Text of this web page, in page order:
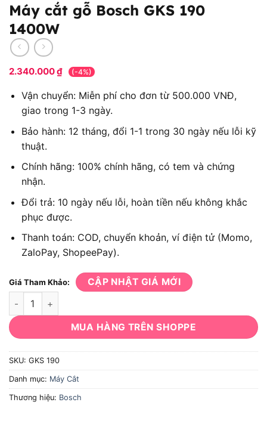
Máy cắt gỗ Bosch GKS 190
1400W
2.340.000₫ (-4%)
Vận chuyển: Miễn phí cho đơn từ 500.000 VNĐ,
giao trong 1-3 ngày.
Bảo hành: 12 tháng, đổi 1-1 trong 30 ngày nếu lỗi kỹ
thuật.
Chính hãng: 100% chính hãng, có tem và chứng
nhận.
Đổi trả: 10 ngày nếu lỗi, hoàn tiền nếu không khắc
phục được.
Thanh toán: COD, chuyển khoản, ví điện tử (Momo,
ZaloPay, ShopeePay).
Giá Tham Khảo: CẬP NHẬT GIÁ MỚI
Máy cắt gỗ Bosch GKS 190 1400W số lượng
MUA HÀNG TRÊN SHOPPE
SKU: GKS 190
Danh mục: Máy Cắt
Thương hiệu: Bosch